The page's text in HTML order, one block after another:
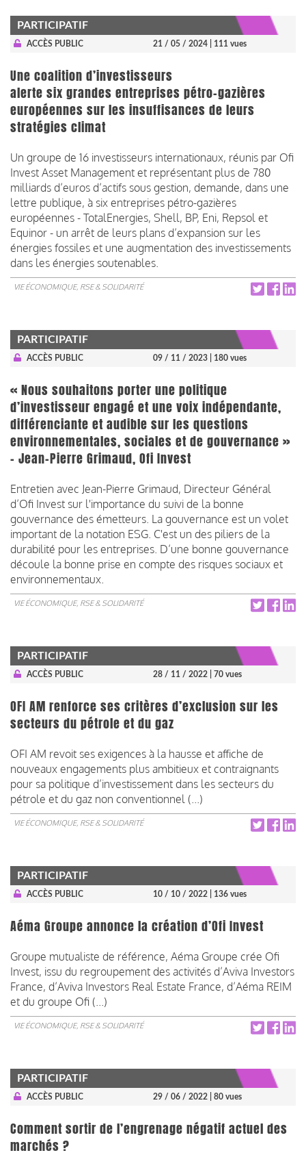
PARTICIPATIF
ACCÈS PUBLIC 21 / 05 / 2024 | 111 vues
Une coalition d’investisseurs
alerte six grandes entreprises pétro-gazières
européennes sur les insuffisances de leurs
stratégies climat
Un groupe de 16 investisseurs internationaux, réunis par Ofi
Invest Asset Management et représentant plus de 780
milliards d’euros d’actifs sous gestion, demande, dans une
lettre publique, à six entreprises pétro-gazières
européennes - TotalEnergies, Shell, BP, Eni, Repsol et
Equinor - un arrêt de leurs plans d’expansion sur les
énergies fossiles et une augmentation des investissements
dans les énergies soutenables.
VIE ÉCONOMIQUE, RSE & SOLIDARITÉ
PARTICIPATIF
ACCÈS PUBLIC 09 / 11 / 2023 | 180 vues
« Nous souhaitons porter une politique
d’investisseur engagé et une voix indépendante,
différenciante et audible sur les questions
environnementales, sociales et de gouvernance »
- Jean-Pierre Grimaud, Ofi Invest
Entretien avec Jean-Pierre Grimaud, Directeur Général
d’Ofi Invest sur l'importance du suivi de la bonne
gouvernance des émetteurs. La gouvernance est un volet
important de la notation ESG. C'est un des piliers de la
durabilité pour les entreprises. D’une bonne gouvernance
découle la bonne prise en compte des risques sociaux et
environnementaux.
VIE ÉCONOMIQUE, RSE & SOLIDARITÉ
PARTICIPATIF
ACCÈS PUBLIC 28 / 11 / 2022 | 70 vues
OFI AM renforce ses critères d’exclusion sur les
secteurs du pétrole et du gaz
OFI AM revoit ses exigences à la hausse et affiche de
nouveaux engagements plus ambitieux et contraignants
pour sa politique d’investissement dans les secteurs du
pétrole et du gaz non conventionnel (...)
VIE ÉCONOMIQUE, RSE & SOLIDARITÉ
PARTICIPATIF
ACCÈS PUBLIC 10 / 10 / 2022 | 136 vues
Aéma Groupe annonce la création d’Ofi Invest
Groupe mutualiste de référence, Aéma Groupe crée Ofi
Invest, issu du regroupement des activités d’Aviva Investors
France, d’Aviva Investors Real Estate France, d’Aéma REIM
et du groupe Ofi (...)
VIE ÉCONOMIQUE, RSE & SOLIDARITÉ
PARTICIPATIF
ACCÈS PUBLIC 29 / 06 / 2022 | 80 vues
Comment sortir de l’engrenage négatif actuel des
marchés ?